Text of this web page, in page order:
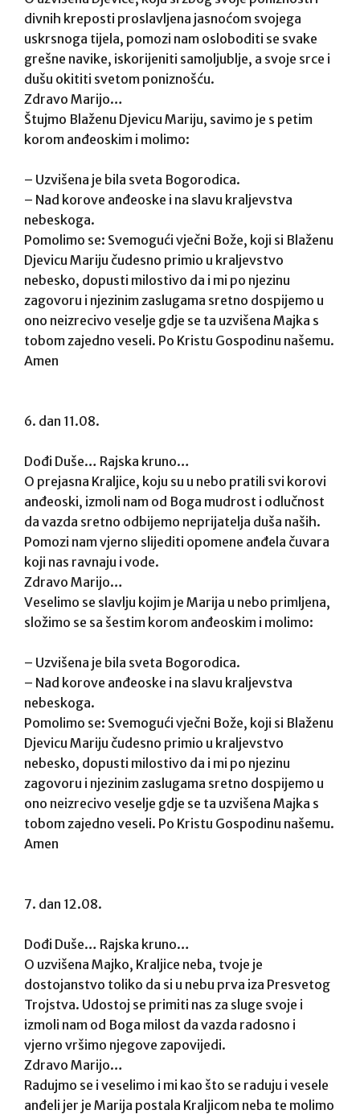
divnih kreposti proslavljena jasnoćom svojega
uskrsnoga tijela, pomozi nam osloboditi se svake
grešne navike, iskorijeniti samoljublje, a svoje srce i
dušu okititi svetom poniznošću.
Zdravo Marijo…
Štujmo Blaženu Djevicu Mariju, savimo je s petim
korom anđeoskim i molimo:
– Uzvišena je bila sveta Bogorodica.
– Nad korove anđeoske i na slavu kraljevstva
nebeskoga.
Pomolimo se: Svemogući vječni Bože, koji si Blaženu
Djevicu Mariju čudesno primio u kraljevstvo
nebesko, dopusti milostivo da i mi po njezinu
zagovoru i njezinim zaslugama sretno dospijemo u
ono neizrecivo veselje gdje se ta uzvišena Majka s
tobom zajedno veseli. Po Kristu Gospodinu našemu.
Amen
6. dan 11.08.
Dođi Duše… Rajska kruno…
O prejasna Kraljice, koju su u nebo pratili svi korovi
anđeoski, izmoli nam od Boga mudrost i odlučnost
da vazda sretno odbijemo neprijatelja duša naših.
Pomozi nam vjerno slijediti opomene anđela čuvara
koji nas ravnaju i vode.
Zdravo Marijo…
Veselimo se slavlju kojim je Marija u nebo primljena,
složimo se sa šestim korom anđeoskim i molimo:
– Uzvišena je bila sveta Bogorodica.
– Nad korove anđeoske i na slavu kraljevstva
nebeskoga.
Pomolimo se: Svemogući vječni Bože, koji si Blaženu
Djevicu Mariju čudesno primio u kraljevstvo
nebesko, dopusti milostivo da i mi po njezinu
zagovoru i njezinim zaslugama sretno dospijemo u
ono neizrecivo veselje gdje se ta uzvišena Majka s
tobom zajedno veseli. Po Kristu Gospodinu našemu.
Amen
7. dan 12.08.
Dođi Duše… Rajska kruno…
O uzvišena Majko, Kraljice neba, tvoje je
dostojanstvo toliko da si u nebu prva iza Presvetog
Trojstva. Udostoj se primiti nas za sluge svoje i
izmoli nam od Boga milost da vazda radosno i
vjerno vršimo njegove zapovijedi.
Zdravo Marijo…
Radujmo se i veselimo i mi kao što se raduju i vesele
anđeli jer je Marija postala Kraljicom neba te molimo